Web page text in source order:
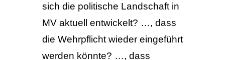
sich die politische Landschaft in
MV aktuell entwickelt? …, dass
die Wehrpflicht wieder eingeführt
werden könnte? …, dass